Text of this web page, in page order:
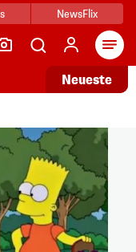
NewsFlix
Neueste